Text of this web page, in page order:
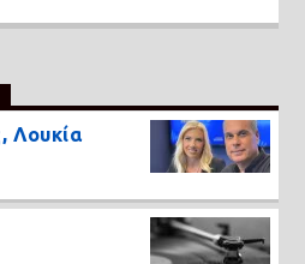
Λουκία